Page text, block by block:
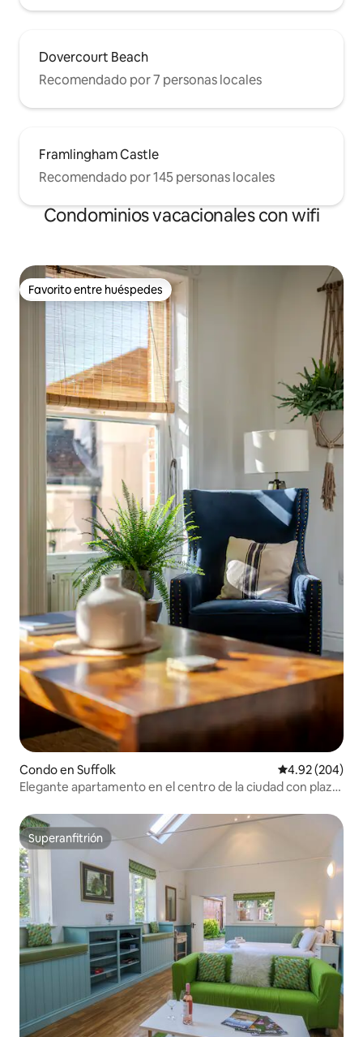
Dovercourt Beach
Recomendado por 7 personas locales
Framlingham Castle
Recomendado por 145 personas locales
Condominios vacacionales con wifi
Favorito entre huéspedes
Favorito entre huéspedes
Condo en Suffolk Calificación
4.92 (204)
Elegante apartamento en el centro de la ciudad con plaza
Superanfitrión
Superanfitrión